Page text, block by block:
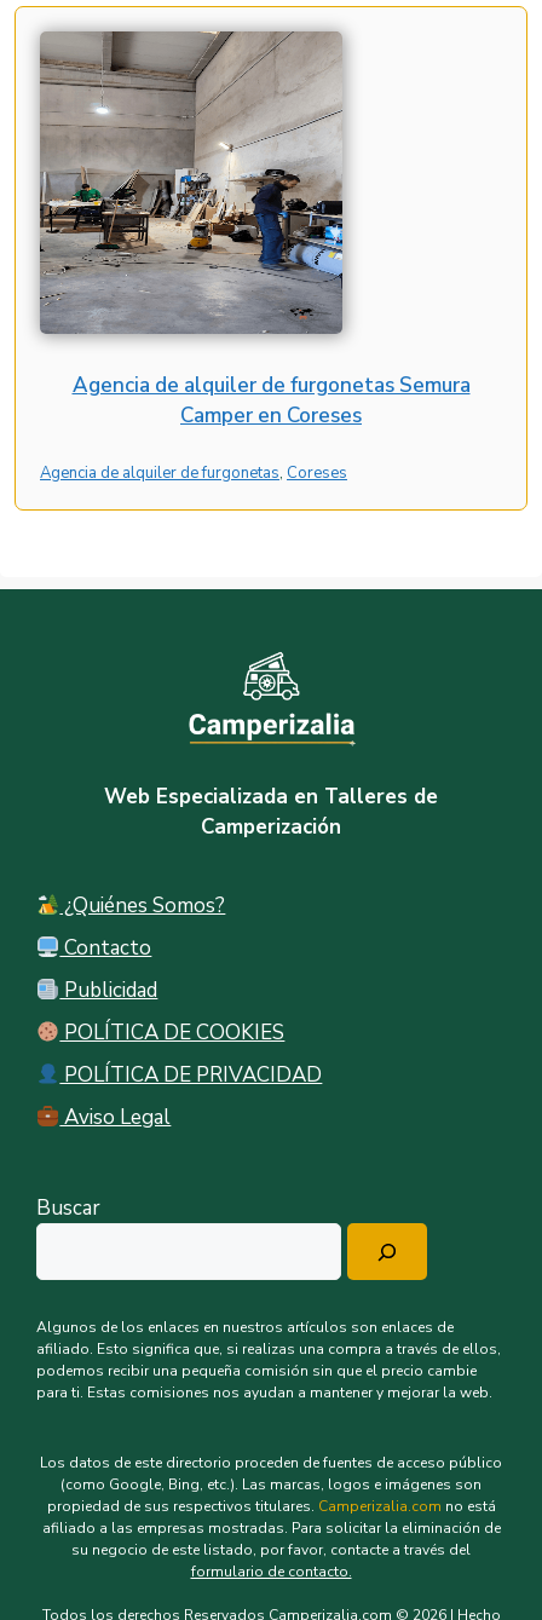
Agencia de alquiler de furgonetas Semura
Camper en Coreses
Agencia de alquiler de furgonetas, Coreses
Web Especializada en Talleres de
Camperización
¿Quiénes Somos?
Contacto
Publicidad
POLÍTICA DE COOKIES
POLÍTICA DE PRIVACIDAD
Aviso Legal
Buscar
Algunos de los enlaces en nuestros artículos son enlaces de
afiliado. Esto significa que, si realizas una compra a través de ellos,
podemos recibir una pequeña comisión sin que el precio cambie
para ti. Estas comisiones nos ayudan a mantener y mejorar la web.
Los datos de este directorio proceden de fuentes de acceso público
(como Google, Bing, etc.). Las marcas, logos e imágenes son
propiedad de sus respectivos titulares. Camperizalia.com no está
afiliado a las empresas mostradas. Para solicitar la eliminación de
su negocio de este listado, por favor, contacte a través del
formulario de contacto.
Todos los derechos Reservados Camperizalia.com © 2026 | Hecho